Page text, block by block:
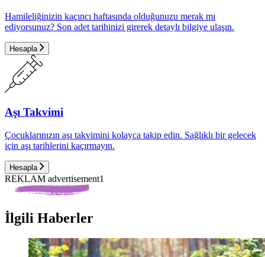
Hamileliğinizin kaçıncı haftasında olduğunuzu merak mı
ediyorsunuz? Son adet tarihinizi girerek detaylı bilgiye ulaşın.
Hesapla
Aşı Takvimi
Çocuklarınızın aşı takvimini kolayca takip edin. Sağlıklı bir gelecek
için aşı tarihlerini kaçırmayın.
Hesapla
REKLAM advertisement1
İlgili Haberler